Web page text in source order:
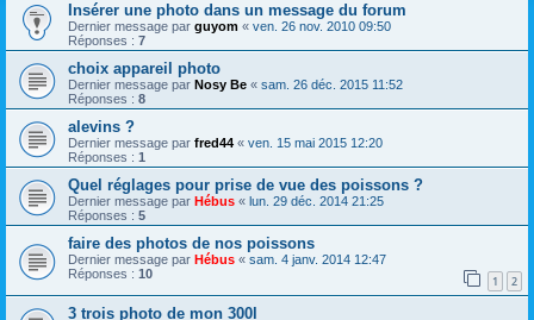
Insérer une photo dans un message du forum
Dernier message par guyom « ven. 26 nov. 2010 09:50
Réponses : 7
choix appareil photo
Dernier message par Nosy Be « sam. 26 déc. 2015 11:52
Réponses : 8
alevins ?
Dernier message par fred44 « ven. 15 mai 2015 12:20
Réponses : 1
Quel réglages pour prise de vue des poissons ?
Dernier message par Hébus « lun. 29 déc. 2014 21:25
Réponses : 5
faire des photos de nos poissons
Dernier message par Hébus « sam. 4 janv. 2014 12:47
Réponses : 10 1 2
3 trois photo de mon 300l